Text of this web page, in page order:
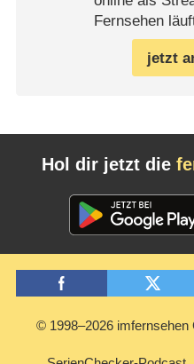
Fernsehen
jetzt
Hol dir jetzt die
© 1998–2026 imfernsehen